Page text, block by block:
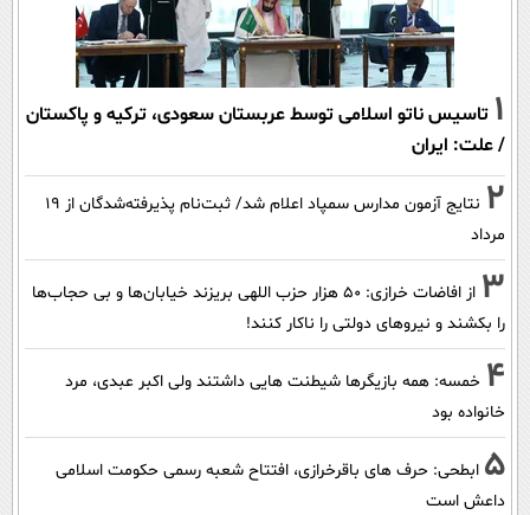
1 تاسیس ناتو اسلامی توسط عربستان سعودی، ترکیه و پاکستان
/ علت: ایران
2
نتایج آزمون مدارس سمپاد اعلام شد/ ثبت‌نام پذیرفته‌شدگان از ۱۹
مرداد
3
از افاضات خرازی: ۵۰ هزار حزب اللهی بریزند خیابان‌ها و بی حجاب‌ها
را بکشند و نیرو‌های دولتی را ناکار کنند!
4 خمسه: همه بازیگرها شیطنت هایی داشتند ولی اکبر عبدی، مرد
خانواده بود
5 ابطحی: حرف های باقرخرازی، افتتاح شعبه رسمی حکومت اسلامی
داعش است